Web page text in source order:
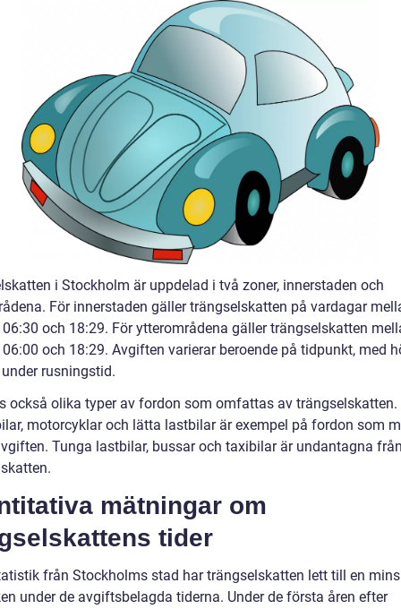
i Stockholm är uppdelad i två zoner, innerstaden och
För innerstaden gäller trängselskatten på vardagar
och 18:29. För ytterområdena gäller trängselskatten
och 18:29. Avgiften varierar beroende på tidpunkt, med
rusningstid.
också olika typer av fordon som omfattas av trängselskatten.
motorcyklar och lätta lastbilar är exempel på fordon som
Tunga lastbilar, bussar och taxibilar är undantagna
mätningar om
tider
från Stockholms stad har trängselskatten lett till en
under de avgiftsbelagda tiderna. Under de första åren efter